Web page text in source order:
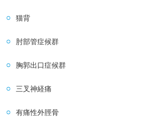
猫背
肘部管症候群
胸郭出口症候群
三叉神経痛
有痛性外脛骨